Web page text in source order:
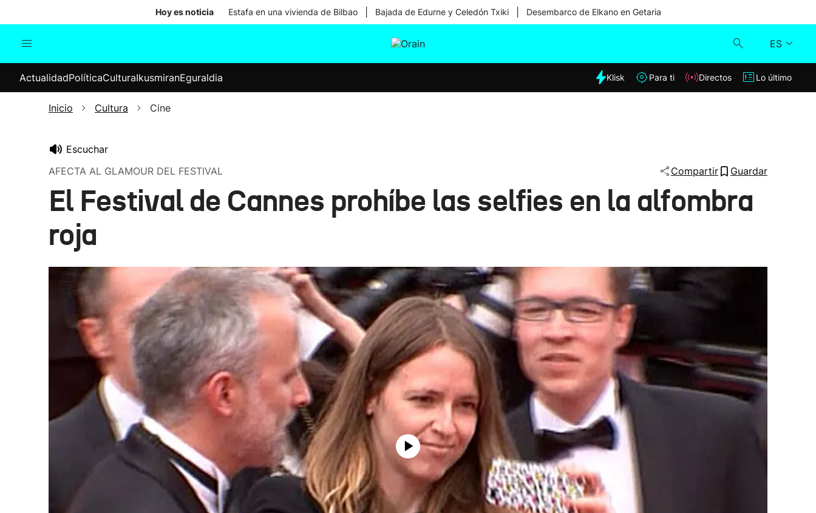
Hoy es noticia Estafa en una vivienda de Bilbao Bajada de Edurne y Celedón Txiki Desembarco de Elkano en Getaria
ES
Internacional
Elecciones
Klisk
Lo último
ActualidadPolíticaCulturaIkusmiranEguraldia Klisk Para ti Directos Lo último
Inicio Cultura Cine
Escuchar
AFECTA AL GLAMOUR DEL FESTIVAL
Compartir Guardar
El Festival de Cannes prohíbe las selfies en la alfombra
roja